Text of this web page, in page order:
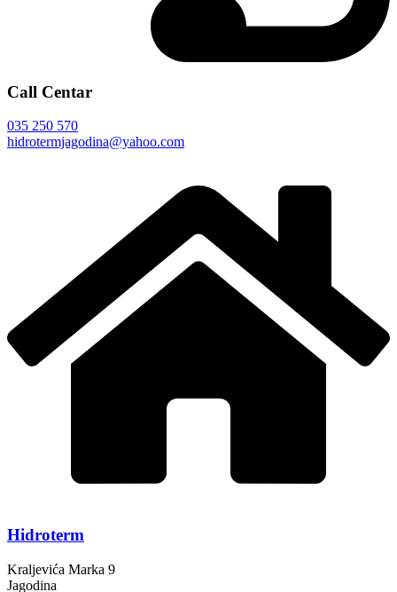
Call Centar
035 250 570
hidrotermjagodina@yahoo.com
Hidroterm
Kraljevića Marka 9
Jagodina